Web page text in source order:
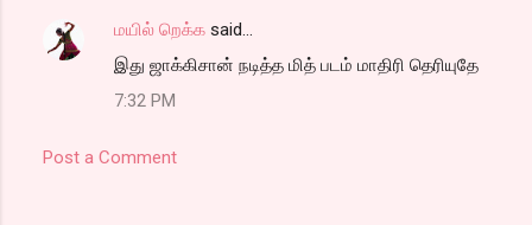
மயில் றெக்க said…
இது ஜாக்கிசான் நடித்த மித் படம் மாதிரி தெரியுதே
7:32 PM
Post a Comment